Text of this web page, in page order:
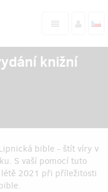
knižní
bible - štít víry v
S vaší pomocí tuto
2021 při příležitosti